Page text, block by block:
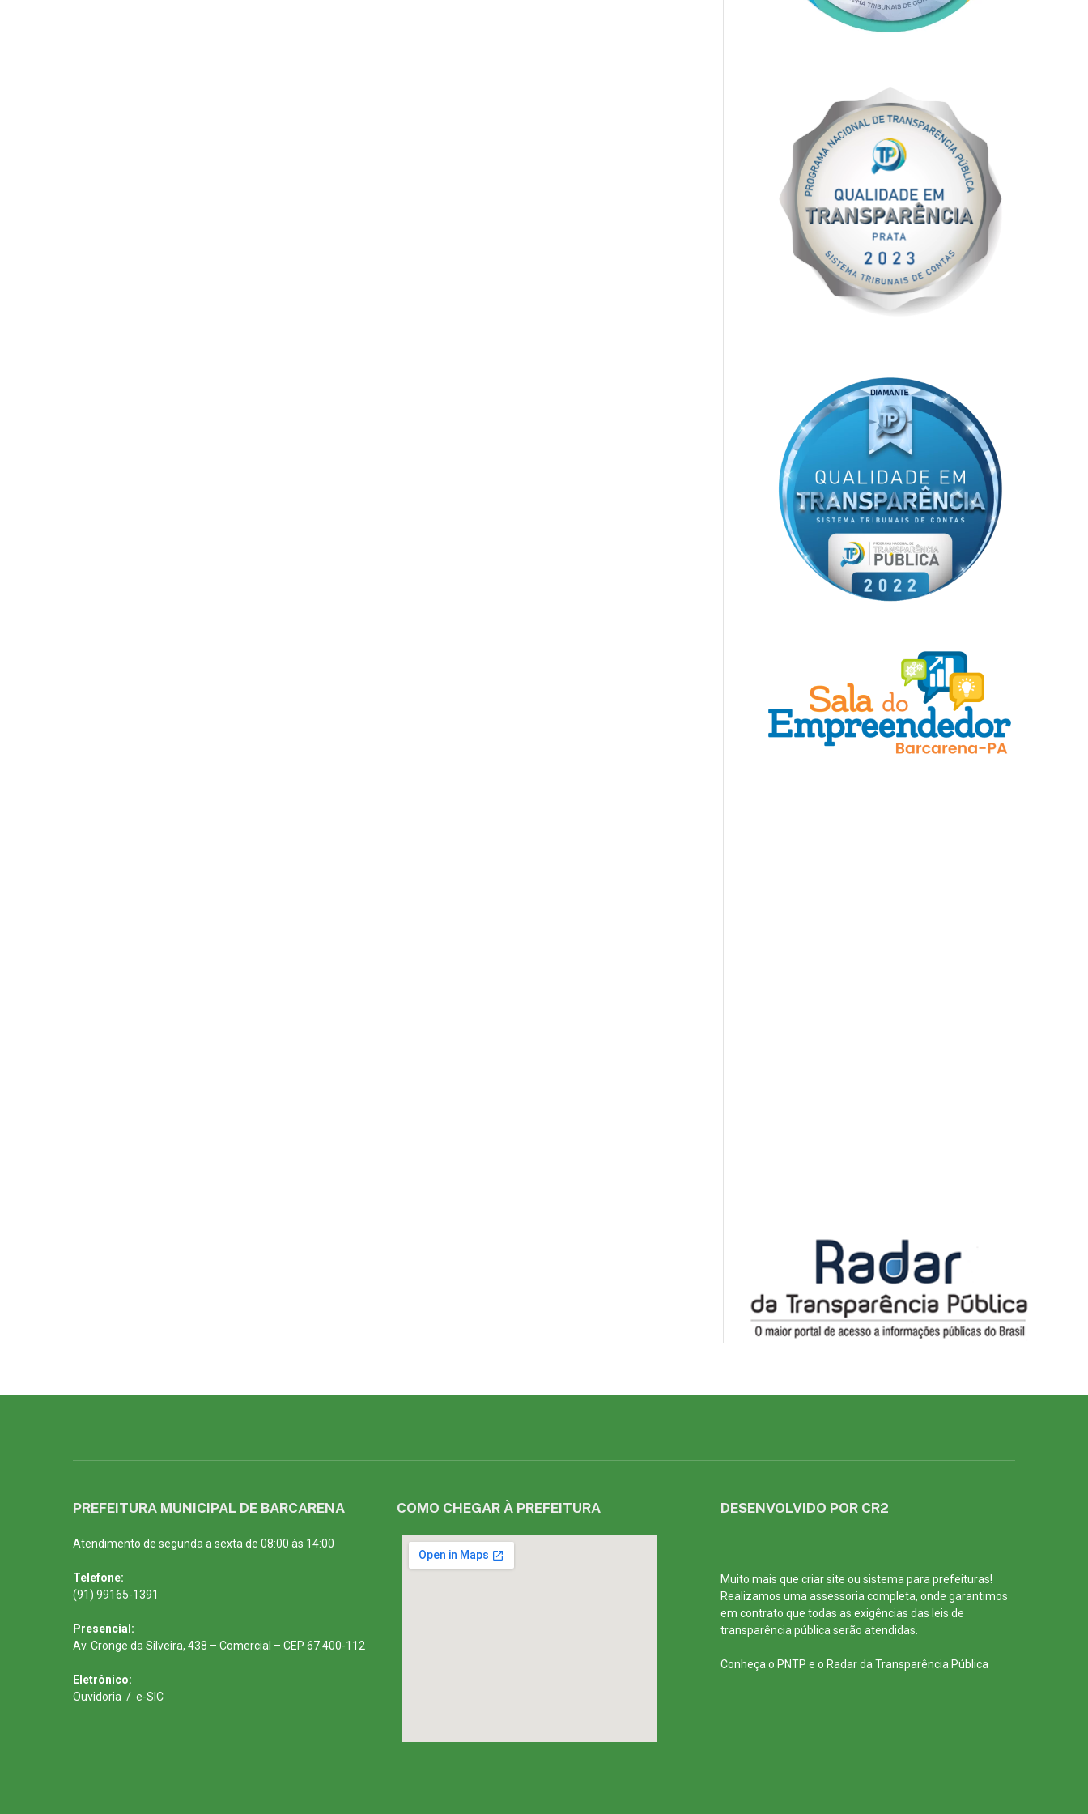
PREFEITURA MUNICIPAL DE BARCARENA
Atendimento de segunda a sexta de 08:00 às 14:00
Telefone:
(91) 99165-1391
Presencial:
Av. Cronge da Silveira, 438 – Comercial – CEP 67.400-112
Eletrônico:
Ouvidoria / e-SIC
COMO CHEGAR À PREFEITURA DESENVOLVIDO POR CR2
Muito mais que criar site ou sistema para prefeituras!
Realizamos uma assessoria completa, onde garantimos
em contrato que todas as exigências das leis de
transparência pública serão atendidas.
Conheça o PNTP e o Radar da Transparência Pública